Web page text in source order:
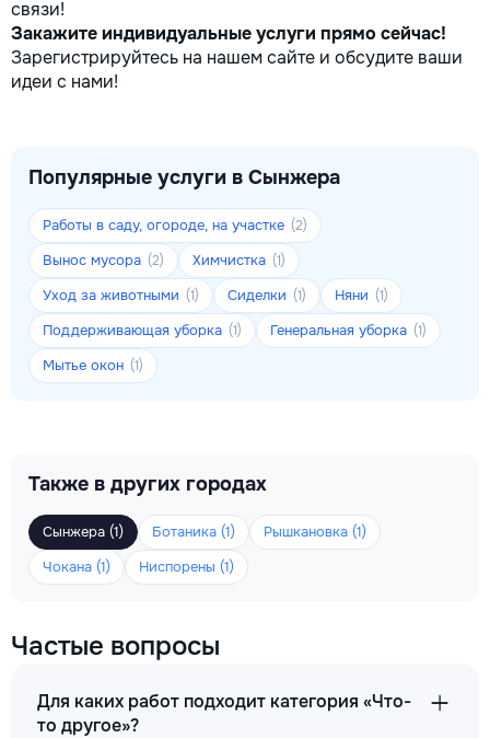
связи!
Закажите индивидуальные услуги прямо сейчас!
Зарегистрируйтесь на нашем сайте и обсудите ваши
идеи с нами!
Популярные услуги в Сынжера
Работы в саду, огороде, на участке (2)
Вынос мусора (2) Химчистка (1)
Уход за животными (1) Сиделки (1) Няни (1)
Поддерживающая уборка (1) Генеральная уборка (1)
Мытье окон (1)
Также в других городах
Сынжера (1) Ботаника (1)
Рышкановка (1)
Чокана (1)
Ниспорены (1)
Частые вопросы
Для каких работ подходит категория «Что-
то другое»?